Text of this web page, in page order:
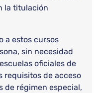
la titulación
a estos cursos
sin necesidad
oficiales de
requisitos de acceso
de régimen especial,